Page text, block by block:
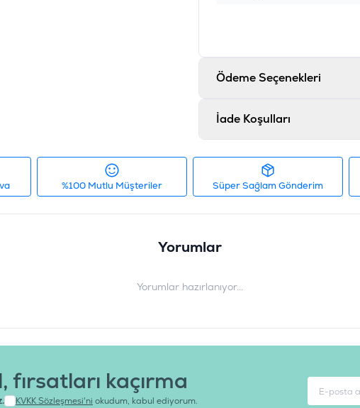
Ödeme Seçenekleri
İade Koşulları
%100 Mutlu Müşteriler Süper Sağlam Gönderim
Yorumlar
Yorumlar hazırlanıyor...
fırsatları kaçırma
KVKK Sözleşmesi'ni okudum, kabul ediyorum.